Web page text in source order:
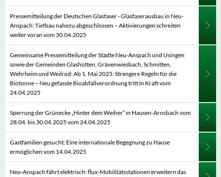
Pressemitteilung der Deutschen Glasfaser - Glasfaserausbau in Neu-
Anspach: Tiefbau nahezu abgeschlossen – Aktivierungen schreiten
weiter voran vom 30.04.2025
Gemeinsame Pressemitteilung der Städte Neu-Anspach und Usingen
sowie der Gemeinden Glashütten, Grävenwiesbach, Schmitten,
Wehrheim und Weilrod: Ab 1. Mai 2025: Strengere Regeln für die
Biotonne – Neu gefasste Bioabfallverordnung tritt in Kraft vom
24.04.2025
Sperrung der Grünecke „Hinter dem Weiher“ in Hausen-Arnsbach vom
28.04. bis 30.04.2025 vom 24.04.2025
Gastfamilien gesucht: Eine internationale Begegnung zu Hause
ermöglichen vom 14.04.2025
Neu-Anspach fährt elektrisch: flux-Mobilitätsstationen erweitern das